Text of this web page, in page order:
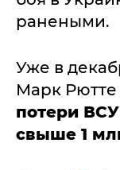
ранеными.
Уже в
Марк Рютте
потери
свыше 1